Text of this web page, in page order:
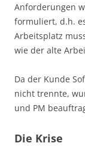
Anforderungen
formuliert, d.h.
Arbeitsplatz
wie der alte
Da der Kunde
nicht trennte,
und PM
Die Krise